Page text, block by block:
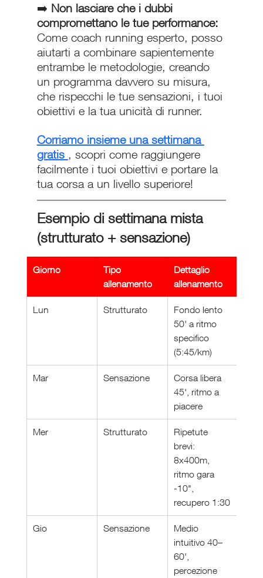
➡️ Non lasciare che i dubbi
compromettano le tue performance:
Come coach running esperto, posso
aiutarti a combinare sapientemente
entrambe le metodologie, creando
un programma davvero su misura,
che rispecchi le tue sensazioni, i tuoi
obiettivi e la tua unicità di runner.
Corriamo insieme una settimana
gratis , scopri come raggiungere
facilmente i tuoi obiettivi e portare la
tua corsa a un livello superiore!
Esempio di settimana mista
(strutturato + sensazione)
Giorno
Tipo
allenamento
Dettaglio
allenamento
Lun Strutturato
Fondo lento
50' a ritmo
specifico
(5:45/km)
Mar Sensazione
Corsa libera
45', ritmo a
piacere
Mer Strutturato
Ripetute
brevi:
8x400m,
ritmo gara
-10",
recupero 1:30
Gio Sensazione
Medio
intuitivo 40–
60',
percezione